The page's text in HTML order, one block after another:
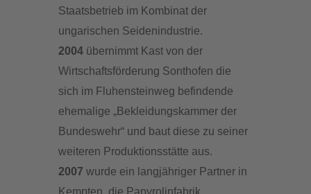
Staatsbetrieb im Kombinat der
ungarischen Seidenindustrie.
2004 übernimmt Kast von der
Wirtschaftsförderung Sonthofen die
sich im Fluhensteinweg befindende
ehemalige „Bekleidungskammer der
Bundeswehr“ und baut diese zu seiner
weiteren Produktionsstätte aus.
2007 wurde ein langjähriger Partner in
Kempten, die Papyrolinfabrik